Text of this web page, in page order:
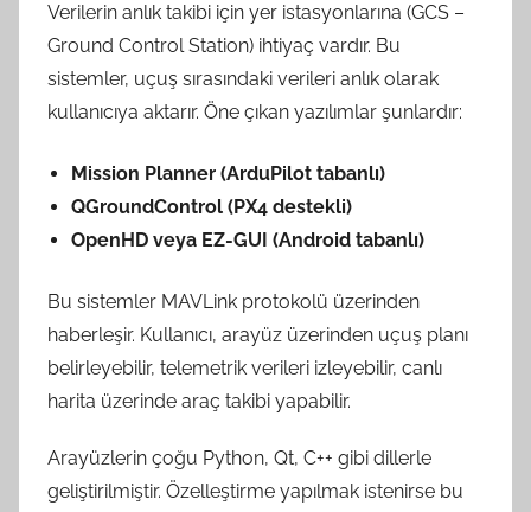
Verilerin anlık takibi için yer istasyonlarına (GCS –
Ground Control Station) ihtiyaç vardır. Bu
sistemler, uçuş sırasındaki verileri anlık olarak
kullanıcıya aktarır. Öne çıkan yazılımlar şunlardır:
Mission Planner (ArduPilot tabanlı)
QGroundControl (PX4 destekli)
OpenHD veya EZ-GUI (Android tabanlı)
Bu sistemler MAVLink protokolü üzerinden
haberleşir. Kullanıcı, arayüz üzerinden uçuş planı
belirleyebilir, telemetrik verileri izleyebilir, canlı
harita üzerinde araç takibi yapabilir.
Arayüzlerin çoğu Python, Qt, C++ gibi dillerle
geliştirilmiştir. Özelleştirme yapılmak istenirse bu